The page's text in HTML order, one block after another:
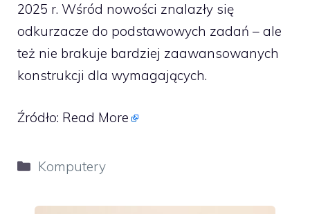
2025 r. Wśród nowości znalazły się
odkurzacze do podstawowych zadań – ale
też nie brakuje bardziej zaawansowanych
konstrukcji dla wymagających.
Źródło: Read More
Kategorie
Komputery